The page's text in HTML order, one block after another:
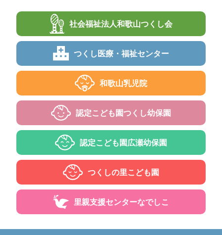
社会福祉法人和歌山つくし会
つくし 医療・福祉センター
和歌山乳児院
認定こども園つくし幼保園
認定こども園広瀬幼保園
つくしの里こども園
里親支援センターなでしこ